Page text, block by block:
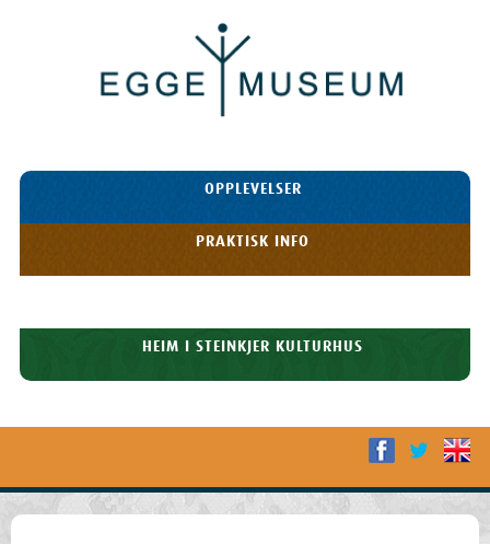
Museum
HOPP TIL
OPPLEVELSER
PRAKTISK INFO
HEIM I STEINKJER KULTURHUS